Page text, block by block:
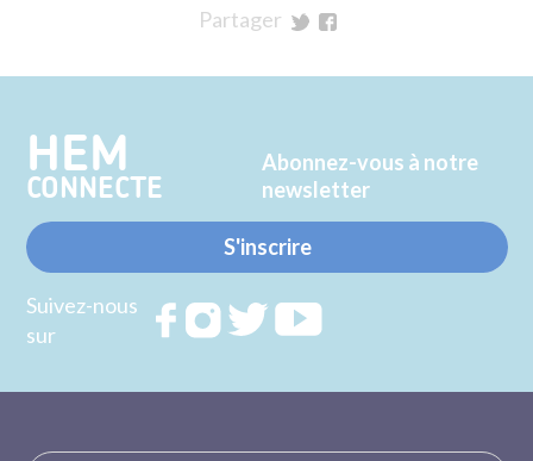
Partager
Twitter
Facebook
HEM
CONNECTE
Abonnez-vous à notre
newsletter
S'inscrire
Suivez-nous
sur
RejoignezRejoignezRejoignez